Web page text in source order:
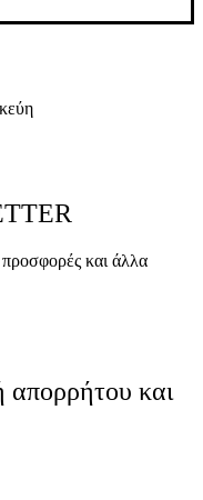
και άλλα
απορρήτου και